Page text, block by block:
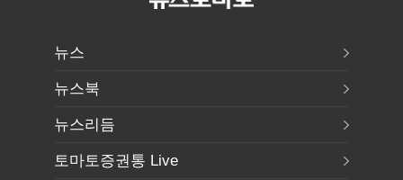
뉴스
뉴스북
뉴스리듬
토마토증권통 Live